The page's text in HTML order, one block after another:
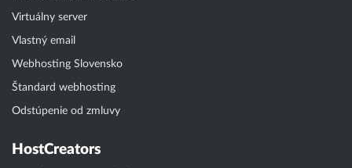
Virtuálny server
Vlastný email
Webhosting Slovensko
Štandard webhosting
Odstúpenie od zmluvy
HostCreators